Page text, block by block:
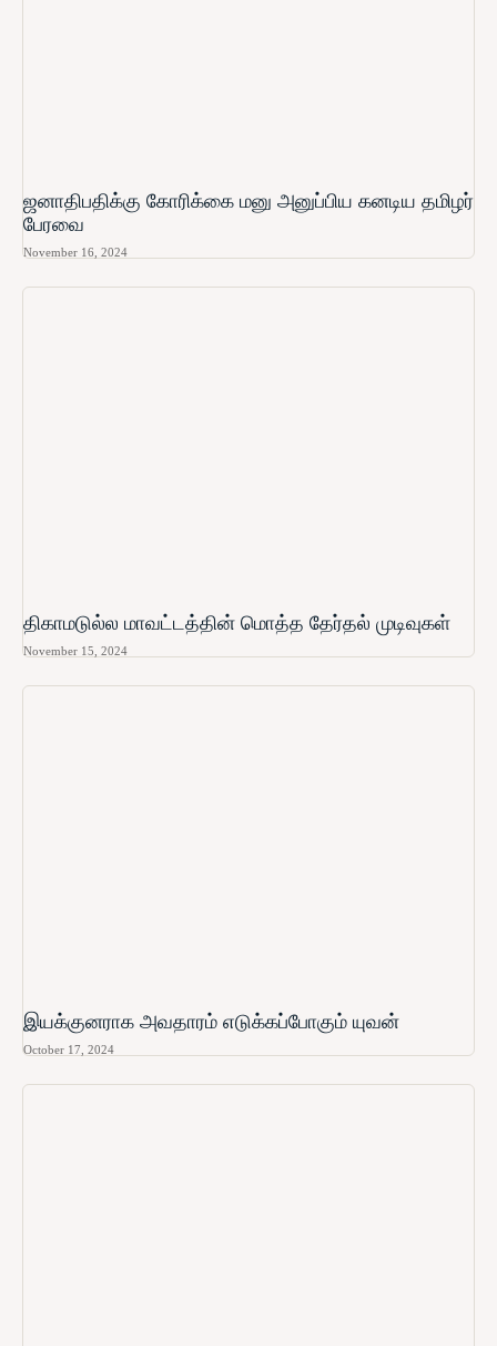
ஜனாதிபதிக்கு கோரிக்கை மனு அனுப்பிய கனடிய தமிழர்
பேரவை
November 16, 2024
திகாமடுல்ல மாவட்டத்தின் மொத்த தேர்தல் முடிவுகள்
November 15, 2024
இயக்குனராக அவதாரம் எடுக்கப்போகும் யுவன்
October 17, 2024